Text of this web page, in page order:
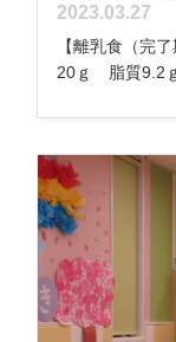
2023.03.27
【離乳食（完
20ｇ 脂質9.2